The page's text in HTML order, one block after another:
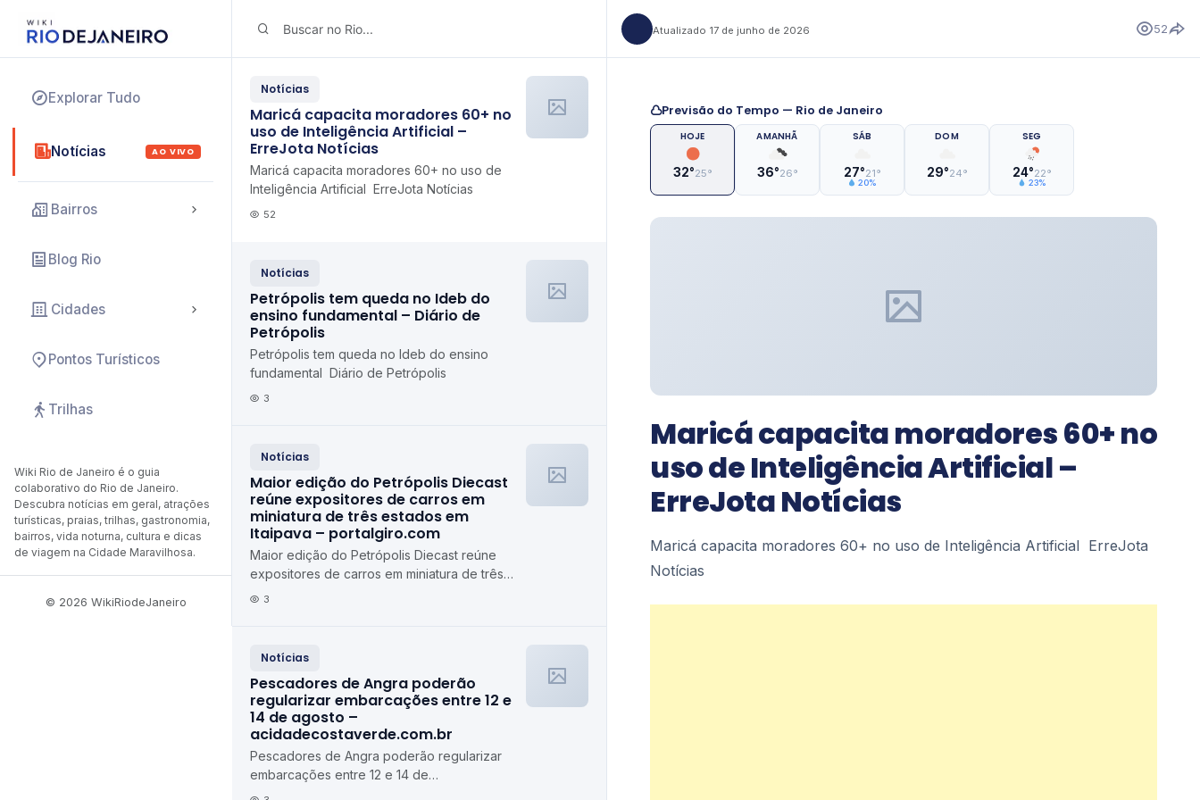
Explorar Tudo
Notícias AO VIVO
Bairros
Blog Rio
Cidades
Pontos Turísticos
Trilhas
Wiki Rio de Janeiro é o guia
colaborativo do Rio de Janeiro.
Descubra notícias em geral, atrações
turísticas, praias, trilhas, gastronomia,
bairros, vida noturna, cultura e dicas
de viagem na Cidade Maravilhosa.
© 2026 WikiRiodeJaneiro
Notícias
Maricá capacita moradores 60+ no
uso de Inteligência Artificial –
ErreJota Notícias
Maricá capacita moradores 60+ no uso de
Inteligência Artificial ErreJota Notícias
52
Notícias
Petrópolis tem queda no Ideb do
ensino fundamental – Diário de
Petrópolis
Petrópolis tem queda no Ideb do ensino
fundamental Diário de Petrópolis
3
Notícias
Maior edição do Petrópolis Diecast
reúne expositores de carros em
miniatura de três estados em
Itaipava – portalgiro.com
Maior edição do Petrópolis Diecast reúne
expositores de carros em miniatura de três
estados em Itaipava portalgiro.com
3
Notícias
Pescadores de Angra poderão
regularizar embarcações entre 12 e
14 de agosto –
acidadecostaverde.com.br
Pescadores de Angra poderão regularizar
embarcações entre 12 e 14 de
agosto acidadecostaverde.com.br
Atualizado 17 de junho de 2026 52
Previsão do Tempo — Rio de Janeiro
HOJE
32°25°
AMANHÃ
36°26°
SÁB
27°21°
20%
DOM
29°24°
SEG
24°22°
23%
Maricá capacita moradores 60+ no
uso de Inteligência Artificial –
ErreJota Notícias
Maricá capacita moradores 60+ no uso de Inteligência Artificial ErreJota
Notícias